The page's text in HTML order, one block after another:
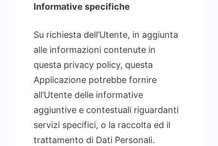
Informative specifiche
Su richiesta dell’Utente, in aggiunta
alle informazioni contenute in
questa privacy policy, questa
Applicazione potrebbe fornire
all’Utente delle informative
aggiuntive e contestuali riguardanti
servizi specifici, o la raccolta ed il
trattamento di Dati Personali.